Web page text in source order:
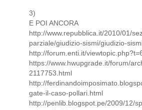
3)
E POI ANCORA
http://www.repubblica.it/2010/01/
parziale/giudizio-sismi/giudizio-
http://forum.enti.it/
https://www.hwupgrade.it/forum/
2117753.html
http://
gate-il-caso-pollari.html
http://penlib.blogspot.pe/2009/12/